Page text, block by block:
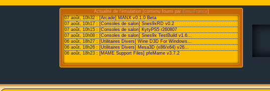
Actualité de l'émulation [contenu fourni par Emu-France]
07 août, 10h32 :[Arcade] MANX v0.1.0 Beta
07 août, 10h17 : [Consoles de salon] Snes9xRD v0.2
07 août, 10h15 : [Consoles de salon] KytyPS5 r260807
07 août, 10h08 : [Consoles de salon] Snes9x TestBuild v1.6...
06 août, 18h27 : [Utilitaires Divers] Wine D3D For Windows...
06 août, 18h26 : [Utilitaires Divers] Mesa3D (x86/x64) v26...
06 août, 18h23 : [MAME Support Files] pfeMame v3.7.2